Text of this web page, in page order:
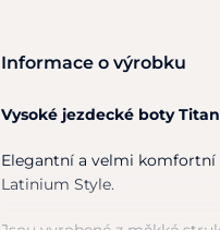
Informace o výrobku
Vysoké jezdecké boty
Elegantní a velmi komfortní
Latinium Style.